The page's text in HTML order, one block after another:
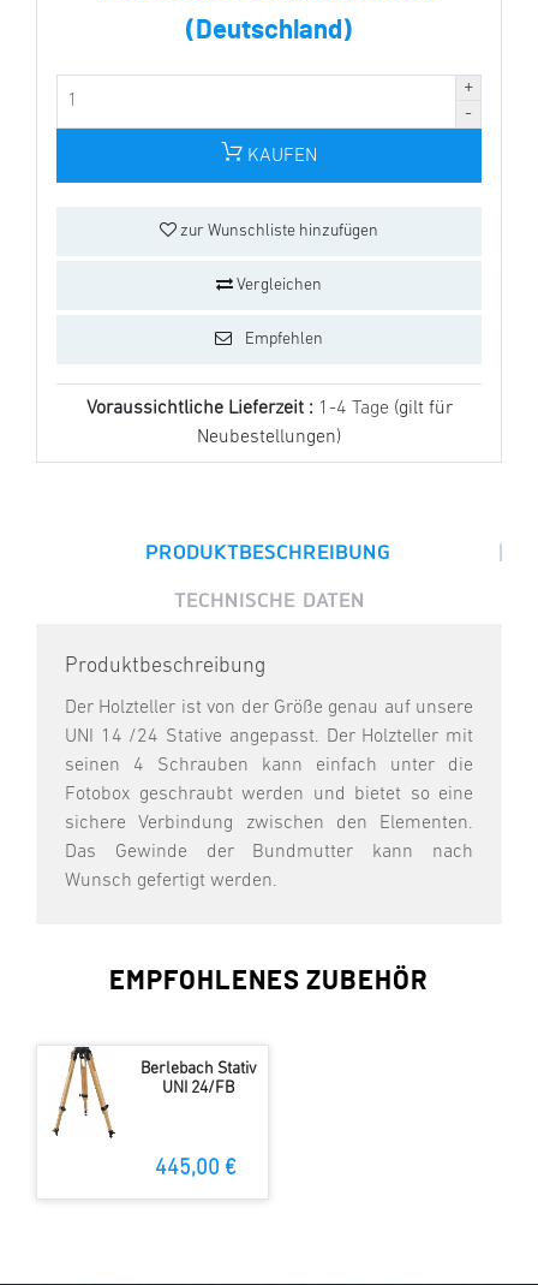
(Deutschland)
KAUFEN
zur Wunschliste hinzufügen
Vergleichen
Empfehlen
Voraussichtliche Lieferzeit : 1-4 Tage (gilt für
Neubestellungen)
PRODUKTBESCHREIBUNG |
TECHNISCHE DATEN
Produktbeschreibung
Der Holzteller ist von der Größe genau auf unsere
UNI 14 /24 Stative angepasst. Der Holzteller mit
seinen 4 Schrauben kann einfach unter die
Fotobox geschraubt werden und bietet so eine
sichere Verbindung zwischen den Elementen.
Das Gewinde der Bundmutter kann nach
Wunsch gefertigt werden.
EMPFOHLENES ZUBEHÖR
Berlebach Stativ
UNI 24/FB
445,00 €